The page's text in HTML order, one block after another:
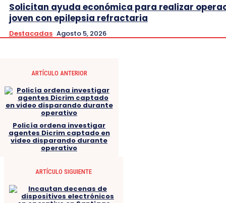
Solicitan ayuda económica para realizar
joven con epilepsia refractaria
Destacadas Agosto 5, 2026
ARTÍCULO ANTERIOR
Policía ordena investigar
agentes Dicrim captado en
video disparando durante
operativo
ARTÍCULO SIGUIENTE